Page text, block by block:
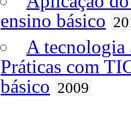
ensino básico
A tecnologia
Práticas com
básico 2009